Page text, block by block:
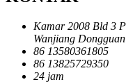
Kamar 2008 Bld 3
Wanjiang Dongguan
86 13580361805
86 13825729350
24 jam